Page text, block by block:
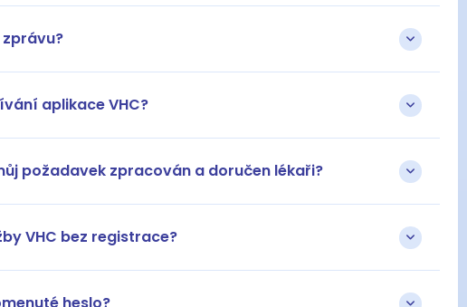
aplikace VHC?
požadavek zpracován a doručen lékaři?
VHC bez registrace?